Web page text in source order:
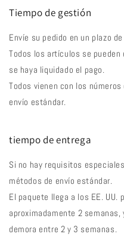
Tiempo de gestión
Envíe su pedido en un plazo
Todos los artículos se pueden
se haya liquidado el pago.
Todos vienen con los
envío estándar.
tiempo de entrega
Si no hay requisitos
métodos de envío estándar.
El paquete llega a los EE. UU.
aproximadamente 2 semanas,
demora entre 2 y 3 semanas.